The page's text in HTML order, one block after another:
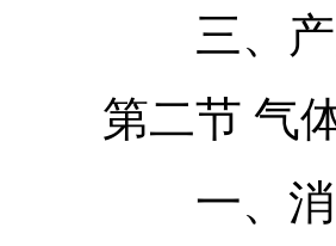
三、产品
第二节 气体
一、消费